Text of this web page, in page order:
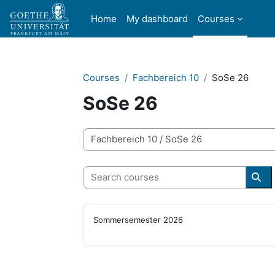
Skip to main content
Home
My dashboard Courses
Courses Fachbereich 10 SoSe 26
SoSe 26
Course categories
Search courses
Sommersemester 2026